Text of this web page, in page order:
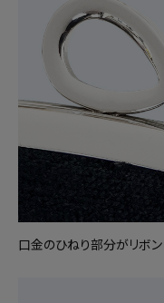
口金のひねり部分がリボン